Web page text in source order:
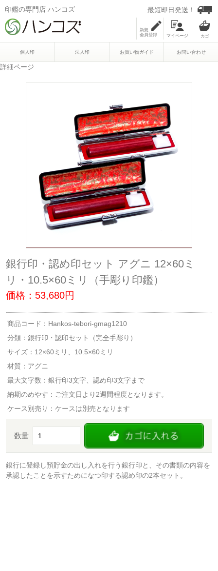
印鑑の専門店 ハンコズ 最短即日発送！
新規
会員登録
マイページ
個人印 法人印 お買い物ガイド お問い合わせ
詳細ページ
銀行印・認め印セット アグニ 12×60ミ
リ・10.5×60ミリ（手彫り印鑑）
価格：53,680円
商品コード：Hankos-tebori-gmag1210
分類： 銀行印・認印セット（完全手彫り）
サイズ：12×60ミリ、10.5×60ミリ
材質：アグニ
最大文字数：銀行印3文字、認め印3文字まで
納期のめやす：ご注文日より2週間程度となります。
ケース別売り：ケースは別売となります
数量
銀行に登録し預貯金の出し入れを行う銀行印と、その書類の内容を
承認したことを示すためになつ印する認め印の2本セット。